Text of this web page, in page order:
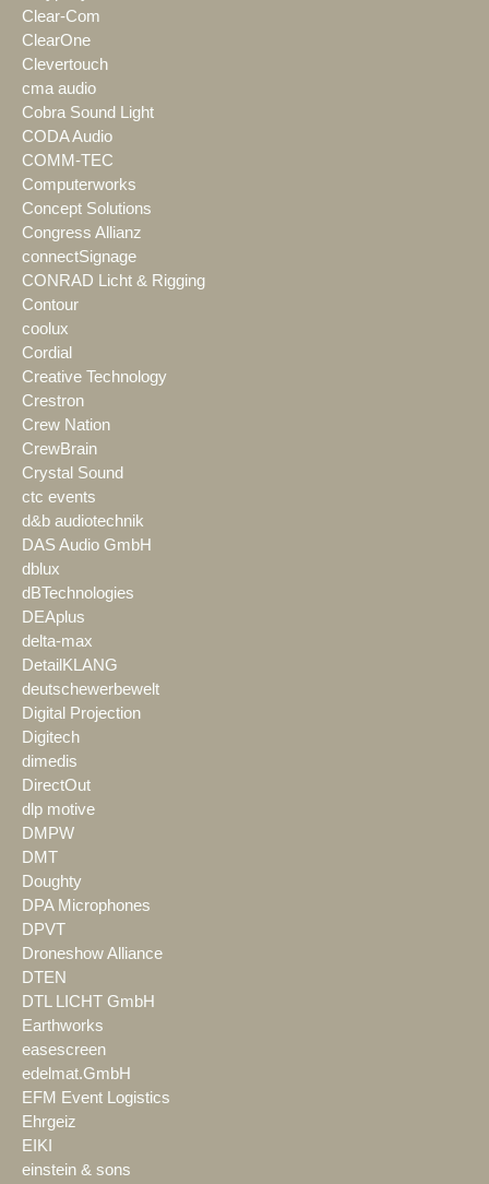
Clear-Com
ClearOne
Clevertouch
cma audio
Cobra Sound Light
CODA Audio
COMM-TEC
Computerworks
Concept Solutions
Congress Allianz
connectSignage
CONRAD Licht & Rigging
Contour
coolux
Cordial
Creative Technology
Crestron
Crew Nation
CrewBrain
Crystal Sound
ctc events
d&b audiotechnik
DAS Audio GmbH
dblux
dBTechnologies
DEAplus
delta-max
DetailKLANG
deutschewerbewelt
Digital Projection
Digitech
dimedis
DirectOut
dlp motive
DMPW
DMT
Doughty
DPA Microphones
DPVT
Droneshow Alliance
DTEN
DTL LICHT GmbH
Earthworks
easescreen
edelmat.GmbH
EFM Event Logistics
Ehrgeiz
EIKI
einstein & sons